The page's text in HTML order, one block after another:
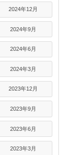
2024年12月
2024年9月
2024年6月
2024年3月
2023年12月
2023年9月
2023年6月
2023年3月